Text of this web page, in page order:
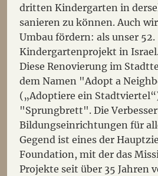
dritten Kindergarten in
sanieren zu können. Auch
Umbau fördern: als unser 52.
Kindergartenprojekt in
Diese Renovierung im
dem Namen "Adopt a
(„Adoptiere ein
"Sprungbrett". Die
Bildungseinrichtungen für
Gegend ist eines der
Foundation, mit der das
Projekte seit über 35 Jahren